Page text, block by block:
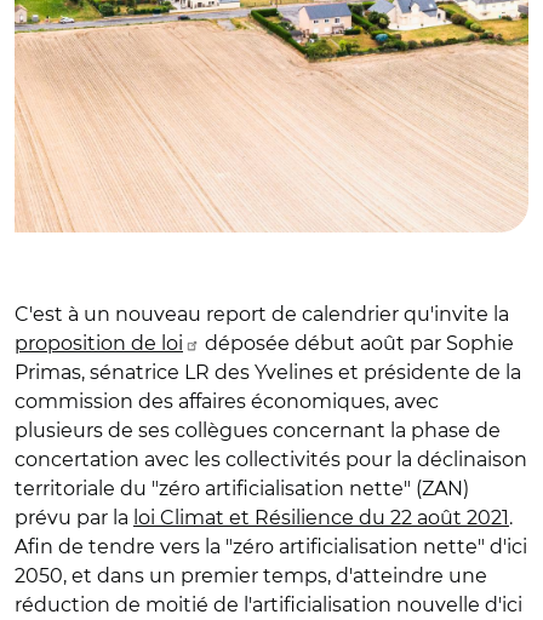
C'est à un nouveau report de calendrier qu'invite la
proposition de loi
déposée début août par Sophie
Primas, sénatrice LR des Yvelines et présidente de la
commission des affaires économiques, avec
plusieurs de ses collègues concernant la phase de
concertation avec les collectivités pour la déclinaison
territoriale du "zéro artificialisation nette" (ZAN)
prévu par la loi Climat et Résilience du 22 août 2021.
Afin de tendre vers la "zéro artificialisation nette" d'ici
2050, et dans un premier temps, d'atteindre une
réduction de moitié de l'artificialisation nouvelle d'ici